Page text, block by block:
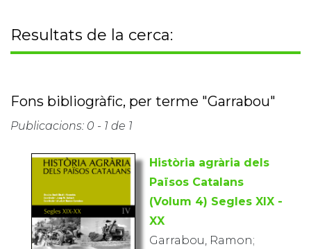
Resultats de la cerca:
Fons bibliogràfic, per terme "Garrabou"
Publicacions: 0 - 1 de 1
Història agrària dels
Països Catalans
(Volum 4) Segles XIX -
XX
Garrabou, Ramon;